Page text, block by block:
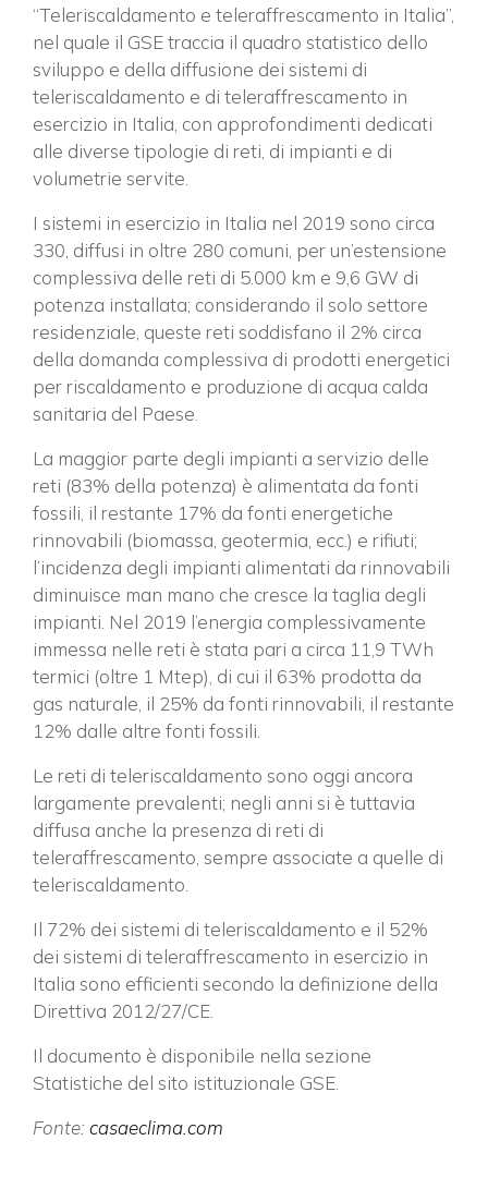
“Teleriscaldamento e teleraffrescamento in Italia”,
nel quale il GSE traccia il quadro statistico dello
sviluppo e della diffusione dei sistemi di
teleriscaldamento e di teleraffrescamento in
esercizio in Italia, con approfondimenti dedicati
alle diverse tipologie di reti, di impianti e di
volumetrie servite.
I sistemi in esercizio in Italia nel 2019 sono circa
330, diffusi in oltre 280 comuni, per un’estensione
complessiva delle reti di 5.000 km e 9,6 GW di
potenza installata; considerando il solo settore
residenziale, queste reti soddisfano il 2% circa
della domanda complessiva di prodotti energetici
per riscaldamento e produzione di acqua calda
sanitaria del Paese.
La maggior parte degli impianti a servizio delle
reti (83% della potenza) è alimentata da fonti
fossili, il restante 17% da fonti energetiche
rinnovabili (biomassa, geotermia, ecc.) e rifiuti;
l’incidenza degli impianti alimentati da rinnovabili
diminuisce man mano che cresce la taglia degli
impianti. Nel 2019 l’energia complessivamente
immessa nelle reti è stata pari a circa 11,9 TWh
termici (oltre 1 Mtep), di cui il 63% prodotta da
gas naturale, il 25% da fonti rinnovabili, il restante
12% dalle altre fonti fossili.
Le reti di teleriscaldamento sono oggi ancora
largamente prevalenti; negli anni si è tuttavia
diffusa anche la presenza di reti di
teleraffrescamento, sempre associate a quelle di
teleriscaldamento.
Il 72% dei sistemi di teleriscaldamento e il 52%
dei sistemi di teleraffrescamento in esercizio in
Italia sono efficienti secondo la definizione della
Direttiva 2012/27/CE.
Il documento è disponibile nella sezione
Statistiche del sito istituzionale GSE.
Fonte: casaeclima.com
Vuoi restare in contatto con
FIPER e ricevere notizie e